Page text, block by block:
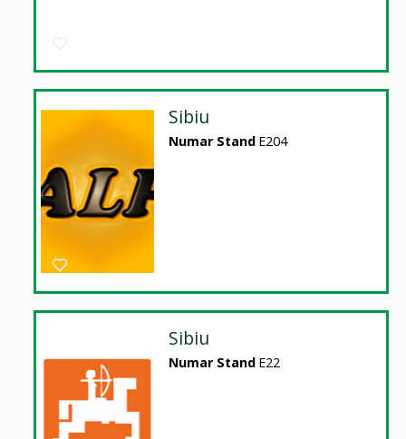
Sibiu
Numar Stand E204
Sibiu
Numar Stand E22